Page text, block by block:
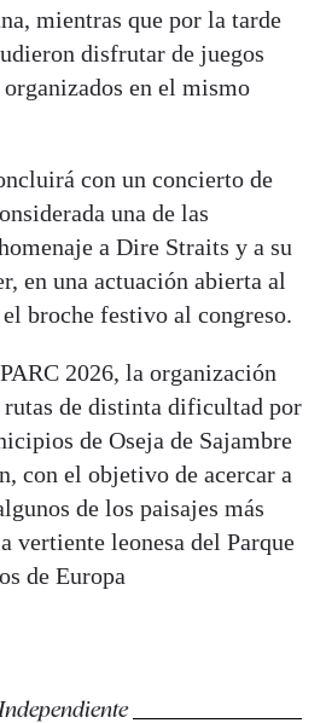
mientras que por la tarde
disfrutar de juegos
en el mismo
con un concierto de
una de las
a Dire Straits y a su
en una actuación abierta al
broche festivo al congreso.
2026, la organización
rutas de distinta dificultad por
de Oseja de Sajambre
con el objetivo de acercar a
de los paisajes más
vertiente leonesa del Parque
de Europa